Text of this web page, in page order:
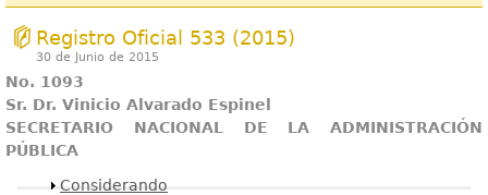
Registro Oficial 533 (2015)
30 de Junio de 2015
No. 1093
Sr. Dr. Vinicio Alvarado Espinel
SECRETARIO NACIONAL DE LA ADMINISTRACIÓN
PÚBLICA
Mostrar
Considerando